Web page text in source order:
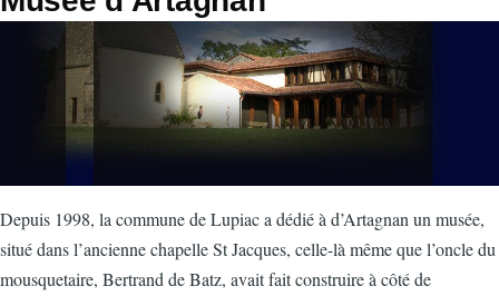
Depuis 1998, la commune de Lupiac a dédié à d’Artagnan un musée,
situé dans l’ancienne chapelle St Jacques, celle-là même que l’oncle du
mousquetaire, Bertrand de Batz, avait fait construire à côté de